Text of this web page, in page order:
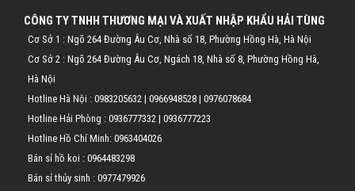
CÔNG TY TNHH THƯƠNG MẠI VÀ XUẤT NHẬP KHẨU HẢI TÙNG
Cơ Sở 1 : Ngõ 264 Đường Âu Cơ, Nhà số 18, Phường Hồng Hà, Hà Nội
Cơ Sở 2 : Ngõ 264 Đường Âu Cơ, Ngách 18, Nhà số 8, Phường Hồng Hà,
Hà Nội
Hotline Hà Nội : 0983205632 | 0966948528 | 0976078684
Hotline Hải Phòng : 0936777332 | 0936777223
Hotline Hồ Chí Minh: 0963404026
Bán sỉ hồ koi : 0964483298
Bán sỉ thủy sinh : 0977479926